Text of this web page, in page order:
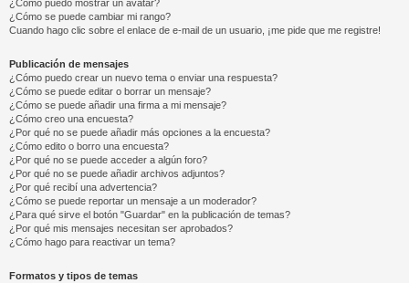
¿Cómo puedo mostrar un avatar?
¿Cómo se puede cambiar mi rango?
Cuando hago clic sobre el enlace de e-mail de un usuario, ¡me pide que me registre!
Publicación de mensajes
¿Cómo puedo crear un nuevo tema o enviar una respuesta?
¿Cómo se puede editar o borrar un mensaje?
¿Cómo se puede añadir una firma a mi mensaje?
¿Cómo creo una encuesta?
¿Por qué no se puede añadir más opciones a la encuesta?
¿Cómo edito o borro una encuesta?
¿Por qué no se puede acceder a algún foro?
¿Por qué no se puede añadir archivos adjuntos?
¿Por qué recibí una advertencia?
¿Cómo se puede reportar un mensaje a un moderador?
¿Para qué sirve el botón "Guardar" en la publicación de temas?
¿Por qué mis mensajes necesitan ser aprobados?
¿Cómo hago para reactivar un tema?
Formatos y tipos de temas